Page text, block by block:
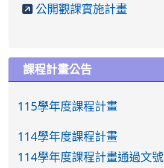
公開觀課實施計畫
課程計畫公告
115學年度課程計畫
114學年度課程計畫
114學年度課程計畫通過文號